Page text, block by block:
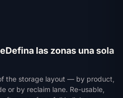
Defina las zonas una sola
the storage layout — by product,
or by reclaim lane. Re-usable,